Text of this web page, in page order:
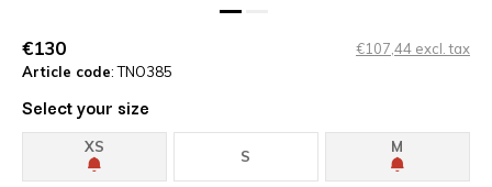
€130
€107,44 excl. tax
Article code: TNO385
Select your size
XS
S
M